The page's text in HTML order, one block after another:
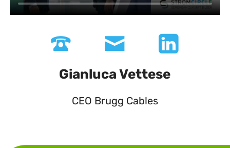
Gianluca Vettese
CEO Brugg Cables